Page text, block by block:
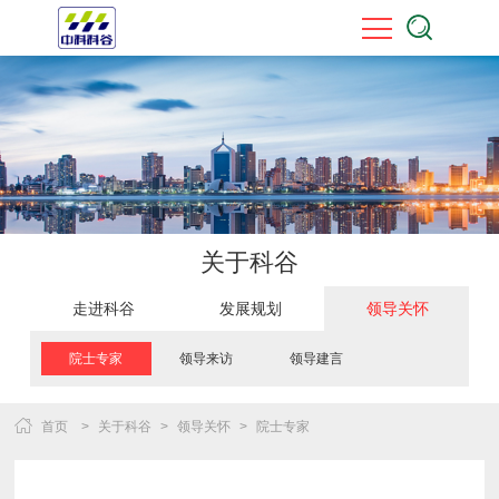
关于科谷
走进科谷 发展规划 领导关怀
院士专家 领导来访 领导建言
首页 > 关于科谷 > 领导关怀 > 院士专家